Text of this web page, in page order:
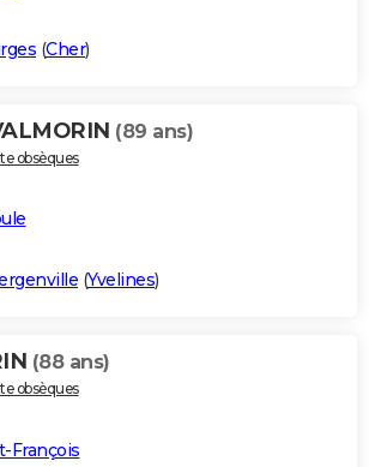
(Cher)
(89 ans)
obsèques
(Yvelines)
(88 ans)
obsèques
François